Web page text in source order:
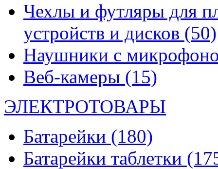
Чехлы и футляры для
устройств и дисков (50)
Наушники с
Веб-камеры (15)
ЭЛЕКТРОТОВАРЫ
Батарейки (180)
Батарейки таблетки